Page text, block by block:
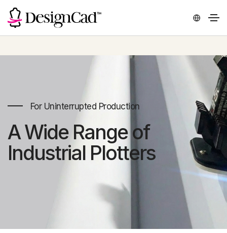
For Uninterrupted Production
A Wide Range of
Industrial Plotters